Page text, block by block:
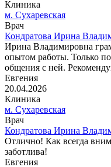
Клиника
м. Сухаревская
Врач
Кондратова Ирина
Ирина Владимировна
опытом работы. Только
общения с ней.
Евгения
20.04.2026
Клиника
м. Сухаревская
Врач
Кондратова Ирина
Отлично! Как всегда
заботлива!
Евгения